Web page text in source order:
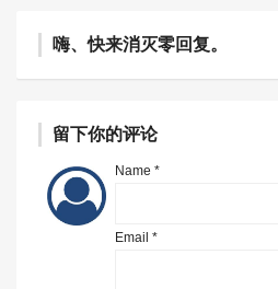
嗨、快来消灭零回复。
留下你的评论
Name *
Email *